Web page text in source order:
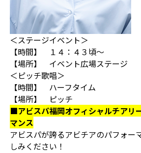
＜ステージイベント＞
【時間】 １４：４３頃～
【場所】 イベント広場ステージ
＜ピッチ歌唱＞
【時間】 ハーフタイム
【場所】 ピッチ
■アビスパ福岡オフィシャルチア
マンス
アビスパが誇るアビチアのパフォー
しみください！